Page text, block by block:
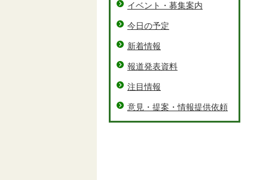
イベント・募集案内
今日の予定
新着情報
報道発表資料
注目情報
意見・提案・情報提供依頼